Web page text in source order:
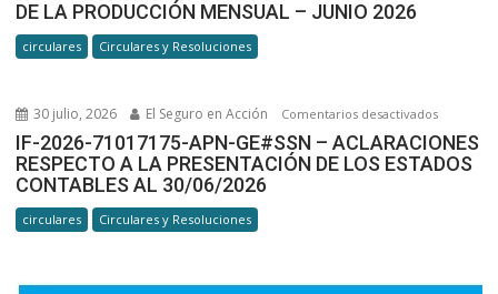
DE
LA
DE LA PRODUCCIÓN MENSUAL – JUNIO 2026
circulares Circulares y Resoluciones
30 julio, 2026 El Seguro en Acción Comentarios desactivadosen
IF-
2026-
RESPECTO
IF-2026-71017175-APN-GE#SSN – ACLARACIONES
RESPECTO A LA PRESENTACIÓN DE LOS ESTADOS
CONTABLES AL 30/06/2026
circulares Circulares y Resoluciones